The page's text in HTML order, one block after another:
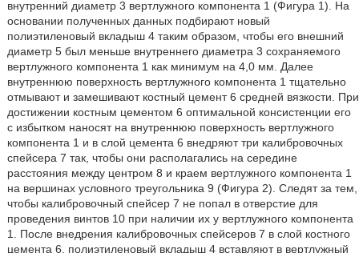
внутренний диаметр 3 вертлужного компонента 1 (Фигура 1). На
основании полученных данных подбирают новый
полиэтиленовый вкладыш 4 таким образом, чтобы его внешний
диаметр 5 был меньше внутреннего диаметра 3 сохраняемого
вертлужного компонента 1 как минимум на 4,0 мм. Далее
внутреннюю поверхность вертлужного компонента 1 тщательно
отмывают и замешивают костный цемент 6 средней вязкости. При
достижении костным цементом 6 оптимальной консистенции его
с избытком наносят на внутреннюю поверхность вертлужного
компонента 1 и в слой цемента 6 внедряют три калибровочных
спейсера 7 так, чтобы они располагались на середине
расстояния между центром 8 и краем вертлужного компонента 1
на вершинах условного треугольника 9 (Фигура 2). Следят за тем,
чтобы калибровочный спейсер 7 не попал в отверстие для
проведения винтов 10 при наличии их у вертлужного компонента
1. После внедрения калибровочных спейсеров 7 в слой костного
цемента 6, полиэтиленовый вкладыш 4 вставляют в вертлужный